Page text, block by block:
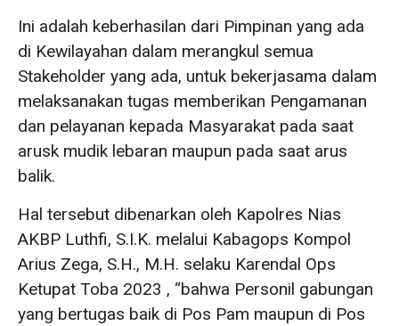
Ini adalah keberhasilan dari Pimpinan yang ada
di Kewilayahan dalam merangkul semua
Stakeholder yang ada, untuk bekerjasama dalam
melaksanakan tugas memberikan Pengamanan
dan pelayanan kepada Masyarakat pada saat
arusk mudik lebaran maupun pada saat arus
balik.
Hal tersebut dibenarkan oleh Kapolres Nias
AKBP Luthfi, S.I.K. melalui Kabagops Kompol
Arius Zega, S.H., M.H. selaku Karendal Ops
Ketupat Toba 2023 , “bahwa Personil gabungan
yang bertugas baik di Pos Pam maupun di Pos